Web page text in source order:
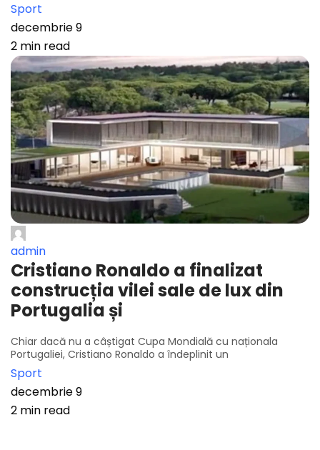
Sport
decembrie 9
2 min read
admin
Cristiano Ronaldo a finalizat
construcția vilei sale de lux din
Portugalia și
Chiar dacă nu a câștigat Cupa Mondială cu naționala
Portugaliei, Cristiano Ronaldo a îndeplinit un
Sport
decembrie 9
2 min read